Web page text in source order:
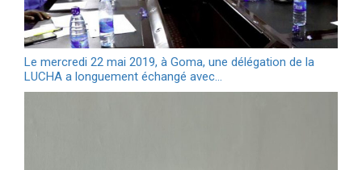
Le mercredi 22 mai 2019, à Goma, une délégation de la
LUCHA a longuement échangé avec…